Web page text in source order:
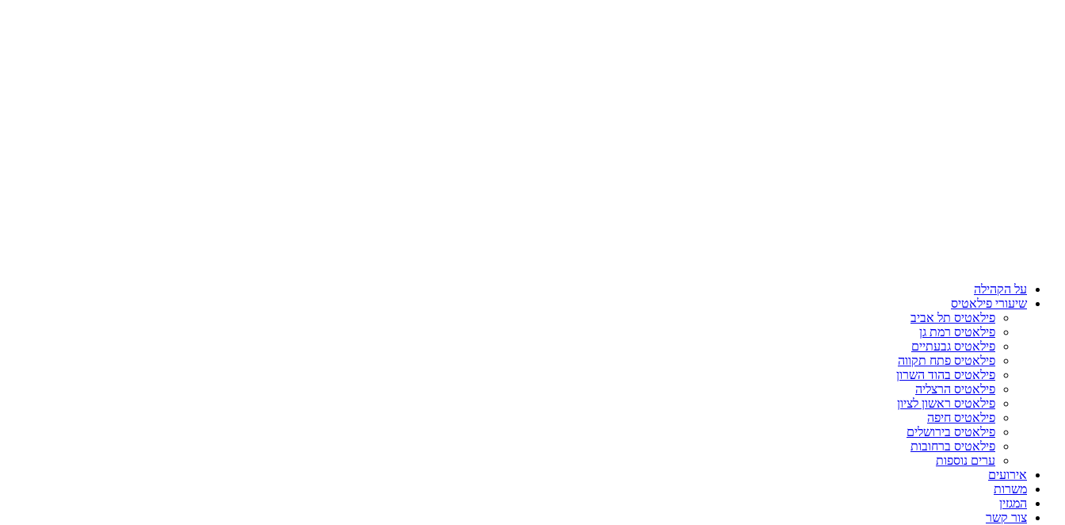
על הקהילה
שיעורי פילאטיס
פילאטיס תל אביב
פילאטיס רמת גן
פילאטיס גבעתיים
פילאטיס פתח תקווה
פילאטיס בהוד השרון
פילאטיס הרצליה
פילאטיס ראשון לציון
פילאטיס חיפה
פילאטיס בירושלים
פילאטיס ברחובות
ערים נוספות
אירועים
משרות
המגזין
צור קשר